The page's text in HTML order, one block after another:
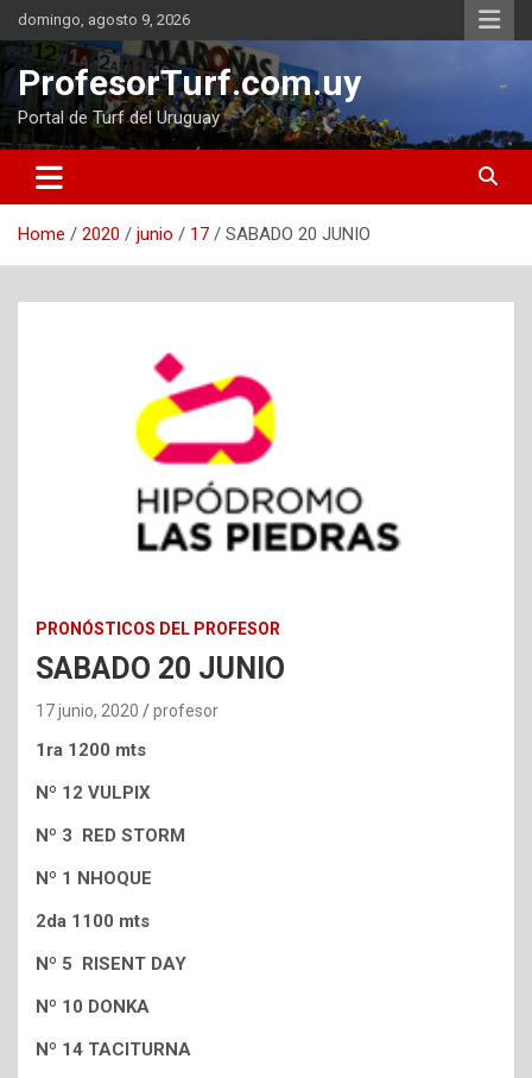
Skip
to
content
domingo, agosto 9, 2026
ProfesorTurf.com.uy
Portal de Turf del Uruguay
Home 2020 junio 17 SABADO 20 JUNIO
PRONÓSTICOS DEL PROFESOR
SABADO 20 JUNIO
17 junio, 2020 profesor
1ra 1200 mts
Nº 12 VULPIX
Nº 3 RED STORM
Nº 1 NHOQUE
2da 1100 mts
Nº 5 RISENT DAY
Nº 10 DONKA
Nº 14 TACITURNA